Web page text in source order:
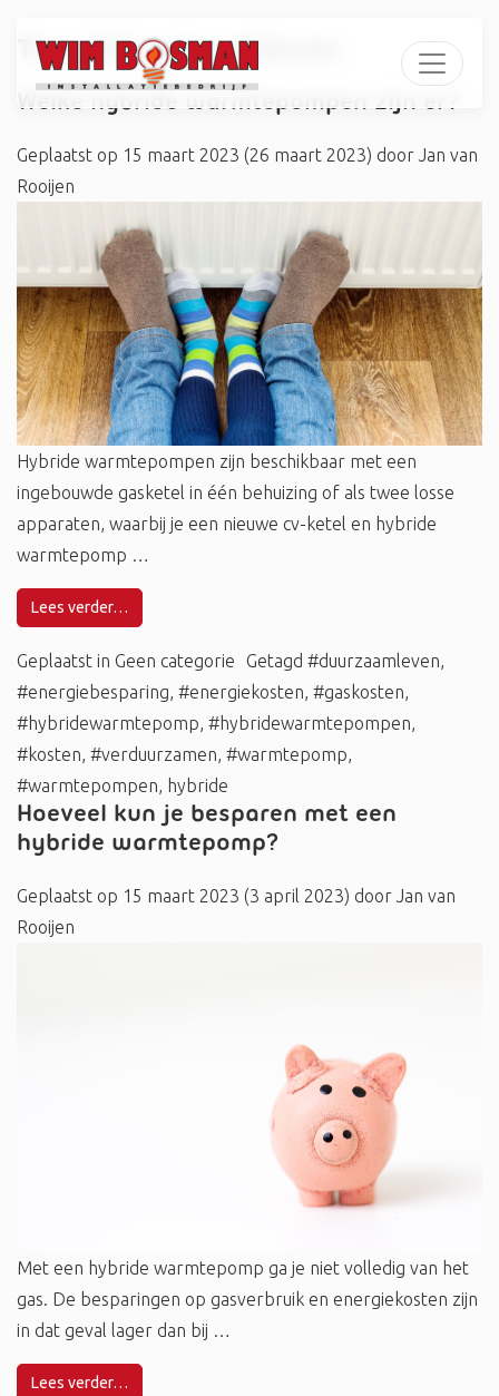
Tag:#duurzaamleven
Welke hybride warmtepompen zijn er?
Geplaatst op 15 maart 2023 (26 maart 2023) door Jan van
Rooijen
Hybride warmtepompen zijn beschikbaar met een
ingebouwde gasketel in één behuizing of als twee losse
apparaten, waarbij je een nieuwe cv-ketel en hybride
warmtepomp …
Lees verder…
Geplaatst in Geen categorie Getagd #duurzaamleven,
#energiebesparing, #energiekosten, #gaskosten,
#hybridewarmtepomp, #hybridewarmtepompen,
#kosten, #verduurzamen, #warmtepomp,
#warmtepompen, hybride
Hoeveel kun je besparen met een
hybride warmtepomp?
Geplaatst op 15 maart 2023 (3 april 2023) door Jan van
Rooijen
Met een hybride warmtepomp ga je niet volledig van het
gas. De besparingen op gasverbruik en energiekosten zijn
in dat geval lager dan bij …
Lees verder…